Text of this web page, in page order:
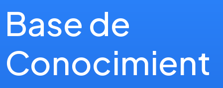
Base de
Conocimient